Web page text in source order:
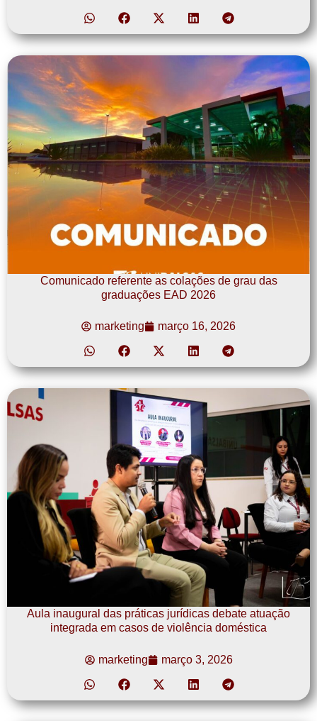
Comunicado referente as colações de grau das
graduações EAD 2026
marketing março 16, 2026
Aula inaugural das práticas jurídicas debate atuação
integrada em casos de violência doméstica
marketing março 3, 2026